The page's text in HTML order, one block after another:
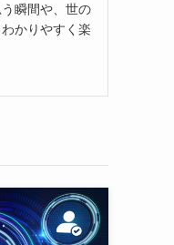
瞬間や、世の
かりやすく楽